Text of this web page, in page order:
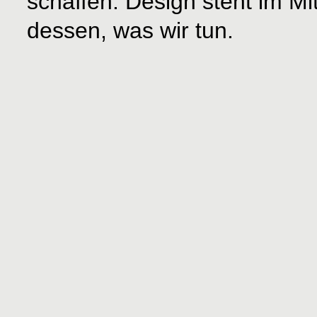
dessen, was wir tun.